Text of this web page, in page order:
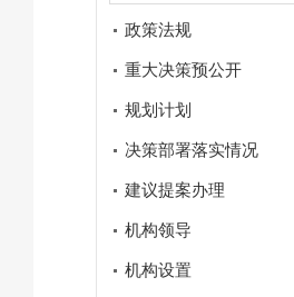
政策法规
重大决策预公开
规划计划
决策部署落实情况
建议提案办理
机构领导
机构设置